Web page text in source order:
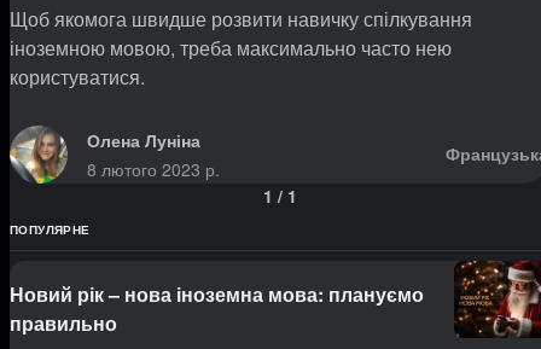
Щоб якомога швидше розвити навичку спілкування
іноземною мовою, треба максимально часто нею
користуватися.
Олена Луніна
8 лютого 2023 р.
1 / 1
ПОПУЛЯРНЕ
Новий рік – нова іноземна мова: плануємо
правильно